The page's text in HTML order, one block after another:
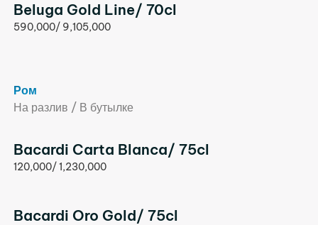
Beluga Gold Line/ 70cl
590,000/ 9,105,000
Ром
На разлив / В бутылке
Bacardi Carta Blanca/ 75cl
120,000/ 1,230,000
Bacardi Oro Gold/ 75cl